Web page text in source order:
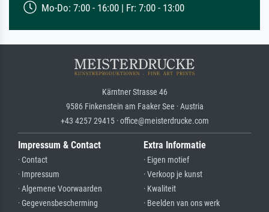
Mo-Do: 7:00 - 16:00 | Fr: 7:00 - 13:00
Kärntner Strasse 46
9586 Finkenstein am Faaker See · Austria
+43 4257 29415 · office@meisterdrucke.com
Impressum & Contact
· Contact
· Impressum
· Algemene Voorwaarden
· Gegevensbescherming
Extra Informatie
· Eigen motief
· Verkoop je kunst
· Kwaliteit
· Beelden van ons werk